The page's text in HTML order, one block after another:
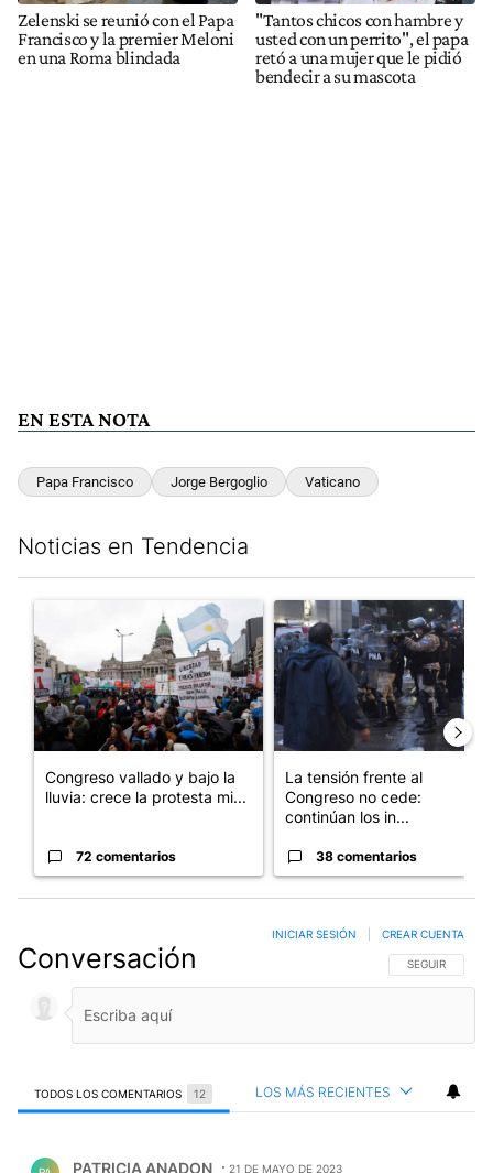
Zelenski se reunió con el Papa
Francisco y la premier Meloni
en una Roma blindada
"Tantos chicos con hambre y
usted con un perrito", el papa
retó a una mujer que le pidió
bendecir a su mascota
EN ESTA NOTA
Papa Francisco Jorge Bergoglio Vaticano
Noticias en Tendencia
Un artículo de tendencia con el título "Congreso vallado y
Congreso vallado y bajo la
lluvia: crece la protesta mi...
72 comentarios
Un artículo de tendencia
La tensión frente al
Congreso no cede:
continúan los in...
38 comentarios
Conversación SIGA ESTA
SEGUIR
INICIAR SESIÓN CREAR CUENTA
TODOS LOS COMENTARIOS 12 LOS MÁS RECIENTES
PATRICIA ANADON 21 DE MAYO DE 2023